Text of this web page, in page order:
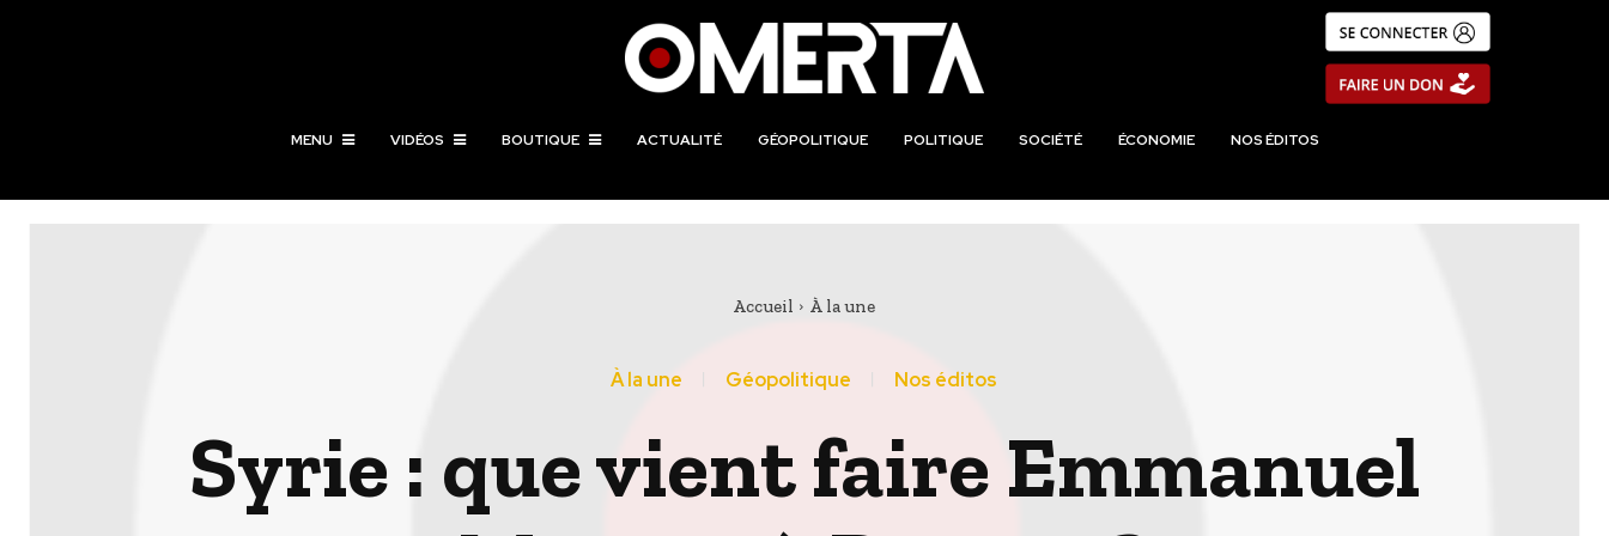
MENU VIDÉOS BOUTIQUE ACTUALITÉ GÉOPOLITIQUE POLITIQUE SOCIÉTÉ ÉCONOMIE NOS ÉDITOS
Accueil À la une
À la une Géopolitique Nos éditos
Syrie : que vient faire Emmanuel